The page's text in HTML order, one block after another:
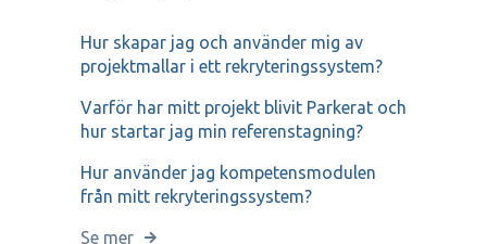
Hur skapar jag och använder mig av
projektmallar i ett rekryteringssystem?
Varför har mitt projekt blivit Parkerat och
hur startar jag min referenstagning?
Hur använder jag kompetensmodulen
från mitt rekryteringssystem?
Se mer